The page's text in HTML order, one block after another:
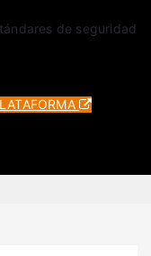
de seguridad